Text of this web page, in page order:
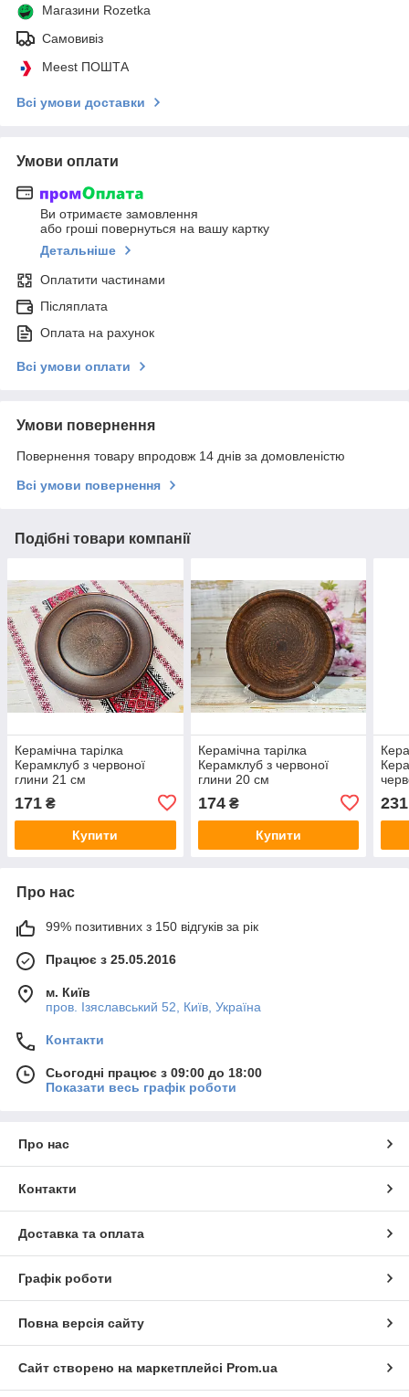
Магазини Rozetka
Самовивіз
Meest ПОШТА
Всі умови доставки
Умови оплати
Ви отримаєте замовлення
або гроші повернуться на вашу картку
Детальніше
Оплатити частинами
Післяплата
Оплата на рахунок
Всі умови оплати
Умови повернення
Повернення товару впродовж 14 днів за домовленістю
Всі умови повернення
Подібні товари компанії
Керамічна тарілка
Керамклуб з червоної
глини 21 см
171 ₴
Купити
Керамічна тарілка
Керамклуб з червоної
глини 20 см
174₴
Купити
231
Про нас
99% позитивних з 150 відгуків за рік
Працює з 25.05.2016
м. Київ
пров. Ізяславський 52, Київ, Україна
Контакти
Сьогодні працює з 09:00 до 18:00
Показати весь графік роботи
Про нас
Контакти
Доставка та оплата
Графік роботи
Повна версія сайту
Сайт створено на маркетплейсі Prom.ua